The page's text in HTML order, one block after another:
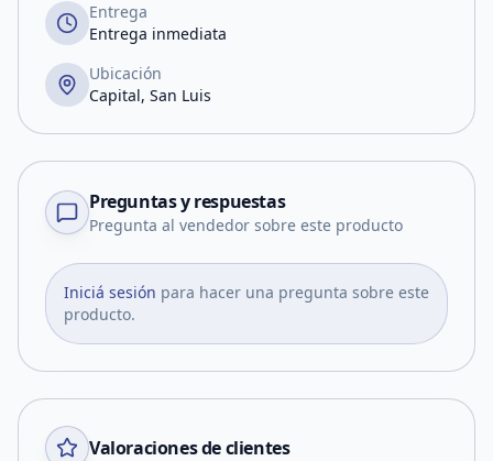
Entrega
Entrega inmediata
Ubicación
Capital, San Luis
Preguntas y respuestas
Pregunta al vendedor sobre este producto
Iniciá sesión para hacer una pregunta sobre este
producto.
Valoraciones de clientes